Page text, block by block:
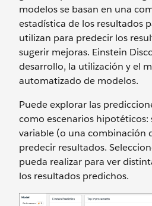
modelos se basan en una
estadística de los resultados
utilizan para predecir los
sugerir mejoras. Einstein
desarrollo, la utilización y el
automatizado de modelos.
Puede explorar las
como escenarios hipotéticos:
variable (o una combinación
predecir resultados.
pueda realizar para ver
los resultados predichos.